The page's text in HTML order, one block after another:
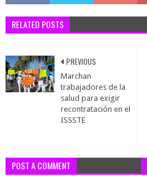
RELATED POSTS
PREVIOUS
Marchan
trabajadores de la
salud para exigir
recontratación en el
ISSSTE
POST A COMMENT